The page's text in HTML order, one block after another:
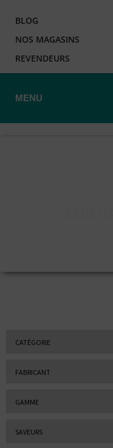
BLOG
NOS MAGASINS
REVENDEURS
MENU
CATÉGORIE
FABRICANT
GAMME
SAVEURS